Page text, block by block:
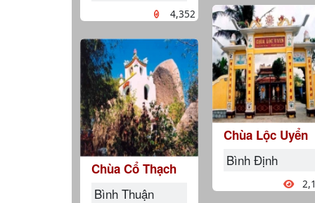
4,352
Chùa Cổ Thạch
Bình Thuận
Chùa Lộc Uyển
Bình Định